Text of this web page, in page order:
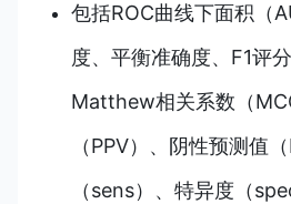
包括ROC曲线下面积（
度、 平衡准确度、F1评
Matthew相关系数（
（PPV）、阴性预测值
（sens）、特异度（